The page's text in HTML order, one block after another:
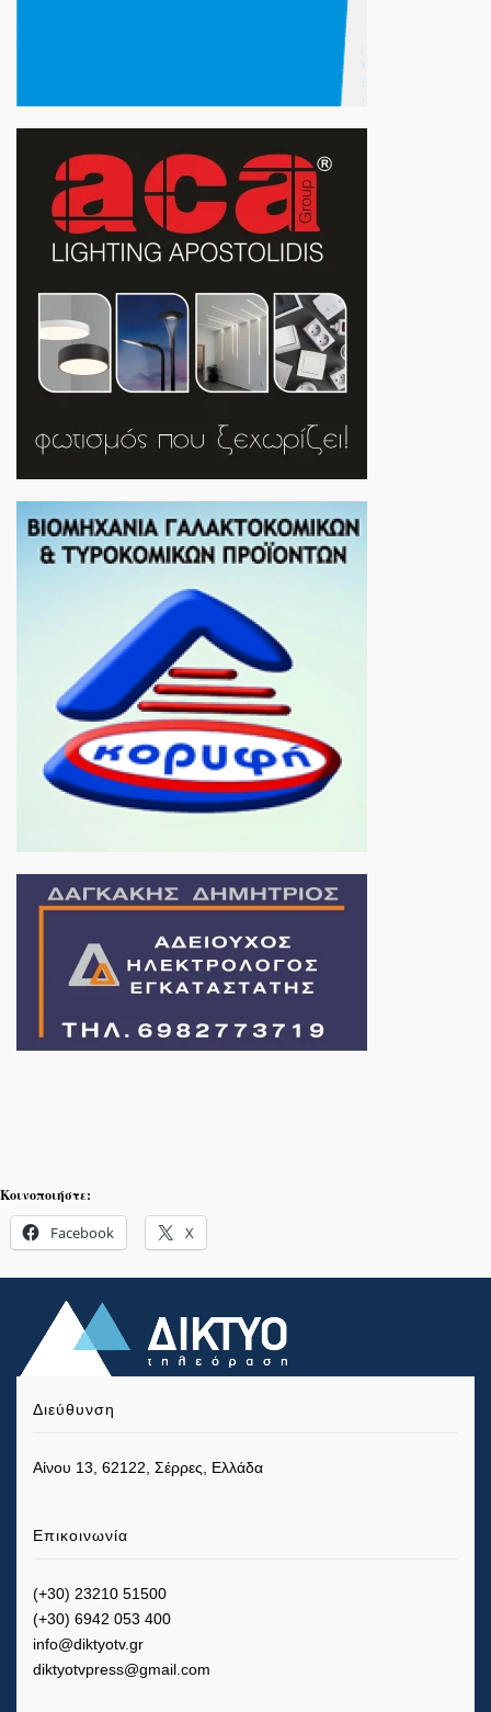
Κοινοποιήστε:
Facebook X
Διεύθυνση
Αίνου 13, 62122, Σέρρες, Ελλάδα
Επικοινωνία
(+30) 23210 51500
(+30) 6942 053 400
info@diktyotv.gr
diktyotvpress@gmail.com